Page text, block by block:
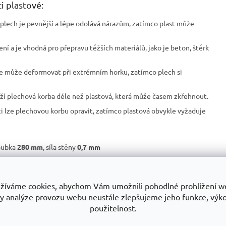
cookies, abychom Vám umožnili pohodlné prohlížení
analýze provozu webu neustále zlepšujeme jeho funkce,
použitelnost.
plastové:
je pevnější a lépe odolává nárazům, zatímco plast může
a je vhodná pro přepravu těžších materiálů, jako je beton, štěrk
může deformovat při extrémním horku, zatímco plech si
plechová korba déle než plastová, která může časem zkřehnout.
plechovou korbu opravit, zatímco plastová obvykle vyžaduje
280 mm, síla stěny0,7 mm
využití.